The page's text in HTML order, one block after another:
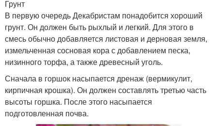
Грунт
В первую очередь Декабристам понадобится хороший
грунт. Он должен быть рыхлый и легкий. Для этого в
смесь обычно добавляется листовая и дерновая земля,
измельченная сосновая кора с добавлением песка,
низинного торфа, а также древесный уголь.
Сначала в горшок насыпается дренаж (вермикулит,
кирпичная крошка). Он должен составлять третью часть
высоты горшка. После этого насыпается
подготовленная почва.